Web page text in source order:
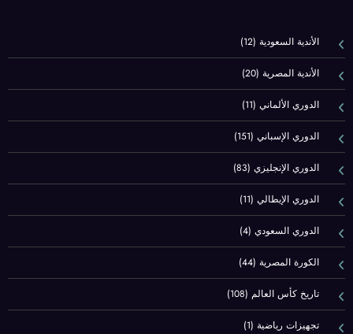
الأندية السعودية(12)
الأندية المصرية(20)
الدوري الألماني(11)
الدوري الإسباني(151)
الدوري الإنجليزي(83)
الدوري الإيطالي(11)
الدوري السعودي(4)
الكورة المصرية(44)
تاريخ كأس العالم(108)
تجهيزات رياضية(1)